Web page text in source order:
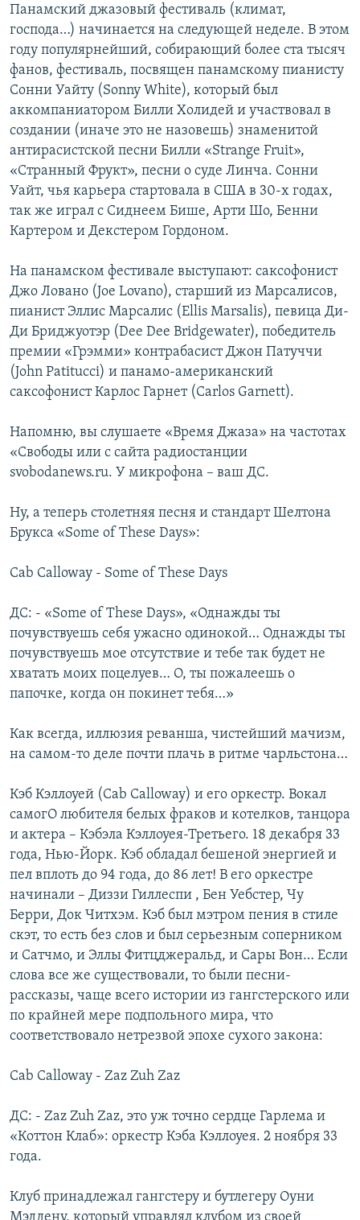
Панамский джазовый фестиваль (климат,
господа…) начинается на следующей неделе. В этом
году популярнейший, собирающий более ста тысяч
фанов, фестиваль, посвящен панамскому пианисту
Сонни Уайту (Sonny White), который был
аккомпаниатором Билли Холидей и участвовал в
создании (иначе это не назовешь) знаменитой
антирасистской песни Билли «Strange Fruit»,
«Странный Фрукт», песни о суде Линча. Сонни
Уайт, чья карьера стартовала в США в 30-х годах,
так же играл с Сиднеем Бише, Арти Шо, Бенни
Картером и Декстером Гордоном.
На панамском фестивале выступают: саксофонист
Джо Ловано (Joe Lovano), старший из Марсалисов,
пианист Эллис Марсалис (Ellis Marsalis), певица Ди-
Ди Бриджуотэр (Dee Dee Bridgewater), победитель
премии «Грэмми» контрабасист Джон Патуччи
(John Patitucci) и панамо-американский
саксофонист Карлос Гарнет (Carlos Garnett).
Напомню, вы слушаете «Время Джаза» на частотах
«Свободы или с сайта радиостанции
svobodanews.ru. У микрофона – ваш ДС.
Ну, а теперь столетняя песня и стандарт Шелтона
Брукса «Some of These Days»:
Cab Calloway - Some of These Days
ДС: - «Some of These Days», «Однажды ты
почувствуешь себя ужасно одинокой… Однажды ты
почувствуешь мое отсутствие и тебе так будет не
хватать моих поцелуев… О, ты пожалеешь о
папочке, когда он покинет тебя…»
Как всегда, иллюзия реванша, чистейший мачизм,
на самом-то деле почти плачь в ритме чарльстона…
Кэб Кэллоуей (Cab Calloway) и его оркестр. Вокал
самогО любителя белых фраков и котелков, танцора
и актера – Кэбэла Кэллоуея-Третьего. 18 декабря 33
года, Нью-Йорк. Кэб обладал бешеной энергией и
пел вплоть до 94 года, до 86 лет! В его оркестре
начинали – Диззи Гиллеспи , Бен Уебстер, Чу
Берри, Док Читхэм. Кэб был мэтром пения в стиле
скэт, то есть без слов и был серьезным соперником
и Сатчмо, и Эллы Фитцджеральд, и Сары Вон… Если
слова все же существовали, то были песни-
рассказы, чаще всего истории из гангстерского или
по крайней мере подпольного мира, что
соответствовало нетрезвой эпохе сухого закона:
Cab Calloway - Zaz Zuh Zaz
ДС: - Zaz Zuh Zaz, это уж точно сердце Гарлема и
«Коттон Клаб»: оркестр Кэба Кэллоуея. 2 ноября 33
года.
Клуб принадлежал гангстеру и бутлегеру Оуни